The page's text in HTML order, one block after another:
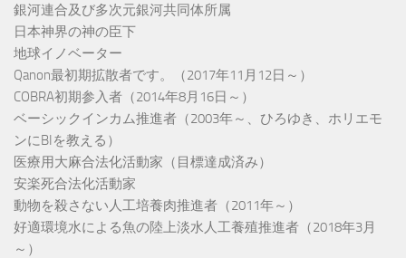
銀河連合及び多次元銀河共同体所属
日本神界の神の臣下
地球イノベーター
Qanon最初期拡散者です。（2017年11月12日～）
COBRA初期参入者（2014年8月16日～）
ベーシックインカム推進者（2003年～、ひろゆき、ホリエモ
ンにBIを教える）
医療用大麻合法化活動家（目標達成済み）
安楽死合法化活動家
動物を殺さない人工培養肉推進者（2011年～）
好適環境水による魚の陸上淡水人工養殖推進者（2018年3月
～）